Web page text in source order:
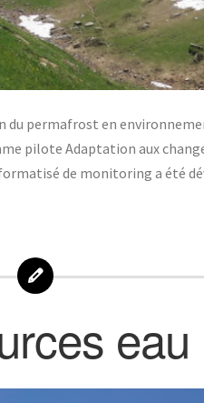
du permafrost en
pilote Adaptation aux
de monitoring a été
eau